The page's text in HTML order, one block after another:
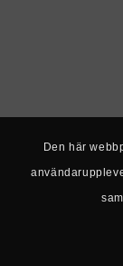
Den här